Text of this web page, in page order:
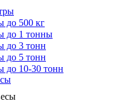
до 500 кг
до 1 тонны
до 3 тонн
до 5 тонн
до 10-30 тонн